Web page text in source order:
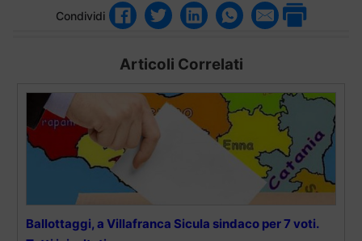
Condividi
Articoli Correlati
Ballottaggi, a Villafranca Sicula sindaco per 7 voti.